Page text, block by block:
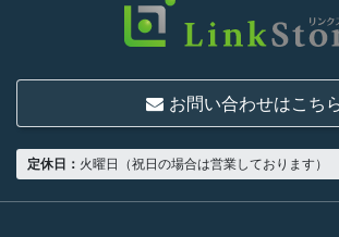
お問い合わせはこち
定休日： 火曜日（祝日の場合は営業しております）